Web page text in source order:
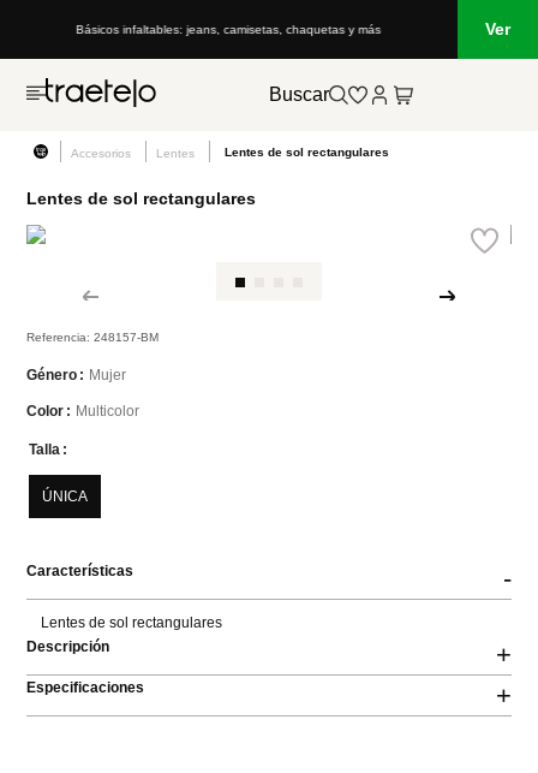
Básicos infaltables: jeans, camisetas, chaquetas y más Ver
Buscar
Accesorios Lentes Lentes de sol rectangulares
Lentes de sol rectangulares
Referencia:248157-BM
Género Mujer
Color Multicolor
Talla
ÚNICA
Características -
Lentes de sol rectangulares
Descripción
+
Especificaciones +